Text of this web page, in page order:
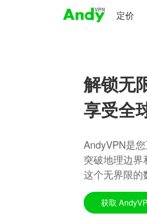
定价
解锁无
享受全
AndyVPN是
突破地理边
这个无界限的
获取